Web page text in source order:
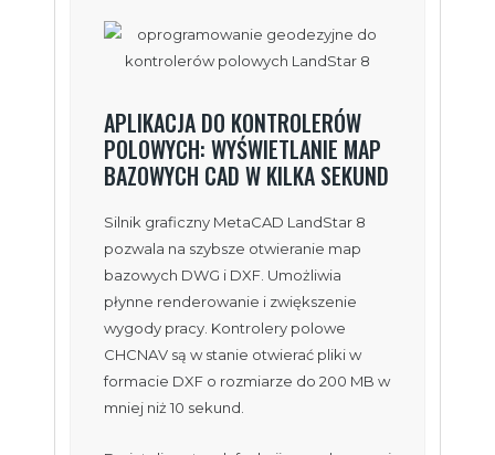
APLIKACJA DO KONTROLERÓW
POLOWYCH: WYŚWIETLANIE MAP
BAZOWYCH CAD W KILKA SEKUND
Silnik graficzny MetaCAD LandStar 8
pozwala na szybsze otwieranie map
bazowych DWG i DXF. Umożliwia
płynne renderowanie i zwiększenie
wygody pracy. Kontrolery polowe
CHCNAV są w stanie otwierać pliki w
formacie DXF o rozmiarze do 200 MB w
mniej niż 10 sekund.